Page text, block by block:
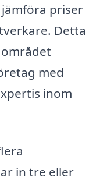
priser
Detta
med
inom
in tre eller